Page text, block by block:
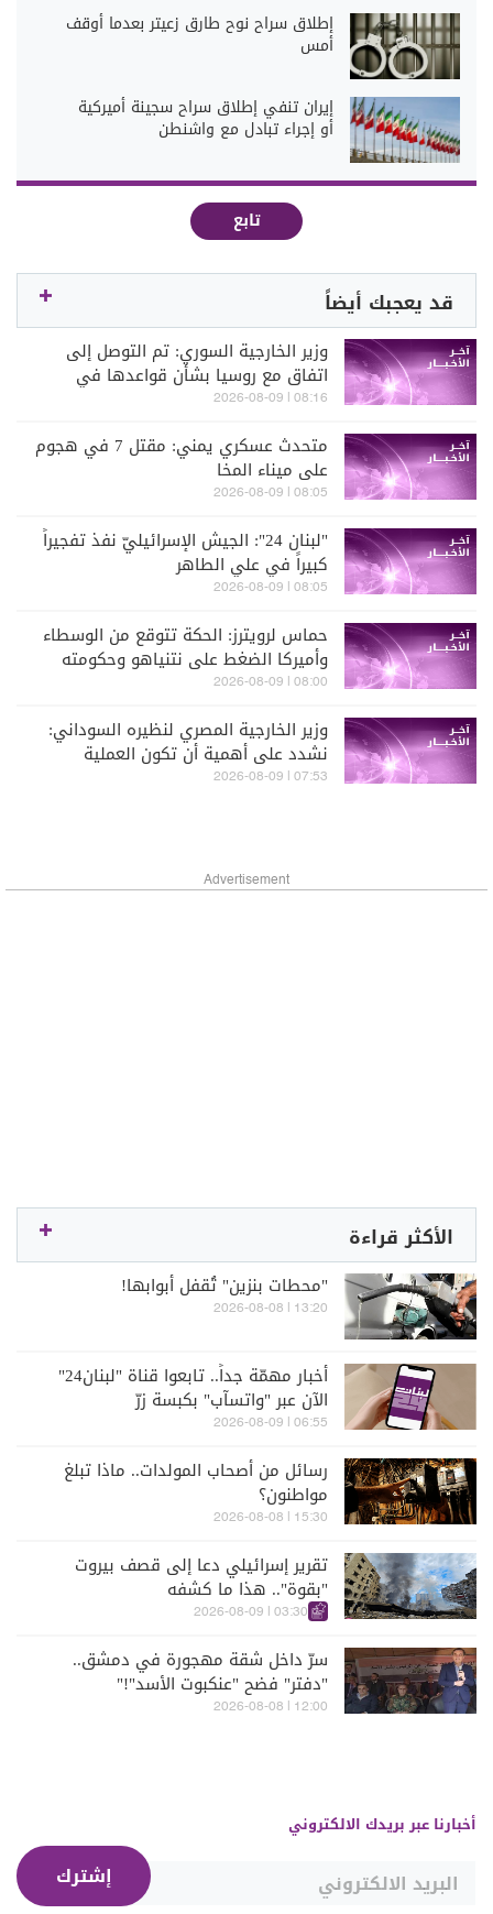
إطلاق سراح نوح طارق زعيتر بعدما أوقف
أمس
إيران تنفي إطلاق سراح سجينة أميركية
أو إجراء تبادل مع واشنطن
تابع
قد يعجبك أيضاً
وزير الخارجية السوري: تم التوصل إلى
اتفاق مع روسيا بشأن قواعدها في
سوريا
08:16 | 2026-08-09
متحدث عسكري يمني: مقتل 7 في هجوم
على ميناء المخا
08:05 | 2026-08-09
"لبنان 24": الجيش الإسرائيليّ نفذ تفجيراً
كبيراً في علي الطاهر
08:05 | 2026-08-09
حماس لرويترز: الحكة تتوقع من الوسطاء
وأميركا الضغط على نتنياهو وحكومته
للالتزام بخارطة الطريق
08:00 | 2026-08-09
وزير الخارجية المصري لنظيره السوداني:
نشدد على أهمية أن تكون العملية
السياسية بملكية سودانية خالصة
07:53 | 2026-08-09
Advertisement
الأكثر قراءة
"محطات بنزين" تُقفل أبوابها!
13:20 | 2026-08-08
أخبار مهمّة جداً.. تابعوا قناة "لبنان24"
الآن عبر "واتسآب" بكبسة زرّ
06:55 | 2026-08-09
رسائل من أصحاب المولدات.. ماذا تبلغ
مواطنون؟
15:30 | 2026-08-08
تقرير إسرائيلي دعا إلى قصف بيروت
"بقوة".. هذا ما كشفه
03:30 | 2026-08-09
سرّ داخل شقة مهجورة في دمشق..
"دفتر" فضح "عنكبوت الأسد"!"
12:00 | 2026-08-08
أخبارنا عبر بريدك الالكتروني
إشترك